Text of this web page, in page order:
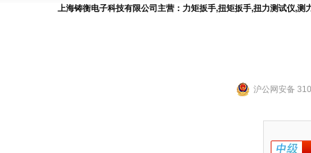
上海铸衡电子科技有限公司主营： 力矩扳手,扭矩扳手,扭力测试仪,测
沪公网安备